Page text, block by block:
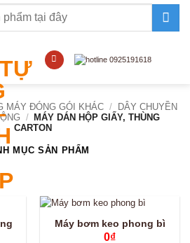
MÁY ĐÓNG GÓI KHÁC /
DÂY CHUYỀN
/
MÁY DÁN HỘP GIẤY, THÙNG
CARTON
MỤC SẢN PHẨM
Máy bơm keo phong bì
0₫